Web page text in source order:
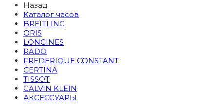
Назад
Каталог часов
BREITLING
ORIS
LONGINES
RADO
FREDERIQUE CONSTANT
CERTINA
TISSOT
CALVIN KLEIN
АКСЕССУАРЫ